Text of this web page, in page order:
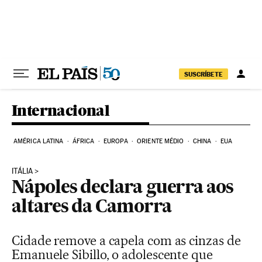
SUSCRÍBETE
Internacional
AMÉRICA LATINA ÁFRICA EUROPA ORIENTE MÉDIO CHINA EUA
ITÁLIA
Nápoles declara guerra aos
altares da Camorra
Cidade remove a capela com as cinzas de
Emanuele Sibillo, o adolescente que